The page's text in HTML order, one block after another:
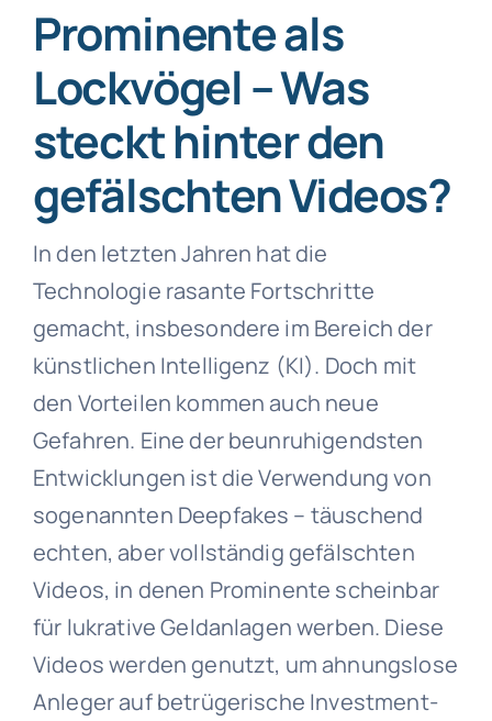
Prominente als
Lockvögel – Was
steckt hinter den
gefälschten Videos?
In den letzten Jahren hat die
Technologie rasante Fortschritte
gemacht, insbesondere im Bereich der
künstlichen Intelligenz (KI). Doch mit
den Vorteilen kommen auch neue
Gefahren. Eine der beunruhigendsten
Entwicklungen ist die Verwendung von
sogenannten Deepfakes – täuschend
echten, aber vollständig gefälschten
Videos, in denen Prominente scheinbar
für lukrative Geldanlagen werben. Diese
Videos werden genutzt, um ahnungslose
Anleger auf betrügerische Investment-